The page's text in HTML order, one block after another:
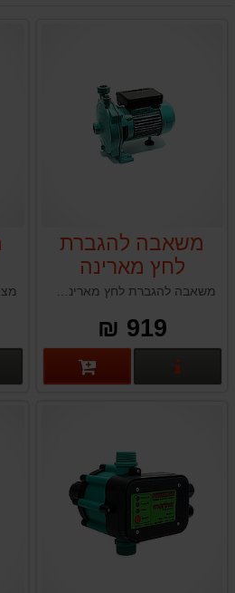
משאבה להגברת
לחץ מארינה
MARINA CM32
HL
משאבה להגברת לחץ מארינה MARINA CM32 HL תוצרת איטליה
919 ₪
פרטים נוספים